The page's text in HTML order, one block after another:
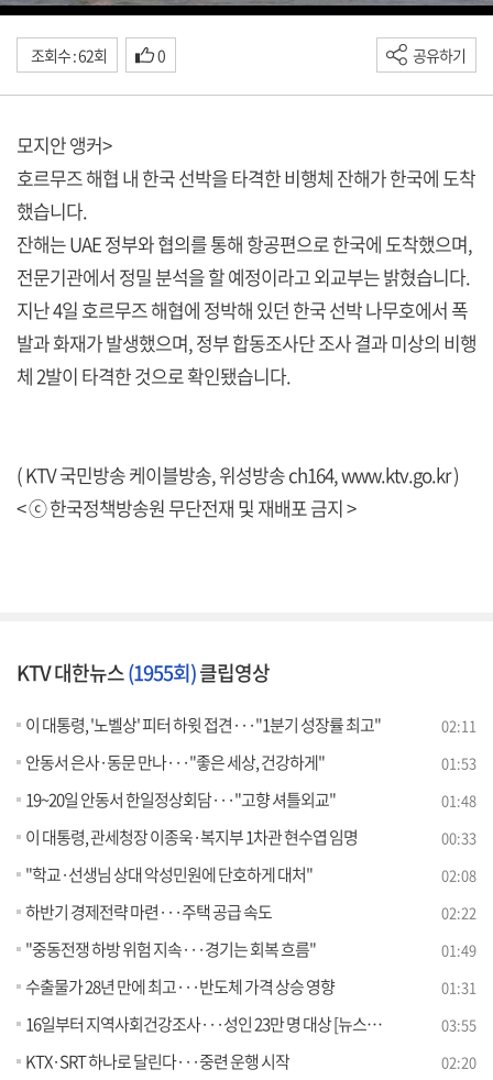
조회수 : 62회 0 공유하기
모지안 앵커>
호르무즈 해협 내 한국 선박을 타격한 비행체 잔해가 한국에 도착
했습니다.
잔해는 UAE 정부와 협의를 통해 항공편으로 한국에 도착했으며,
전문기관에서 정밀 분석을 할 예정이라고 외교부는 밝혔습니다.
지난 4일 호르무즈 해협에 정박해 있던 한국 선박 나무호에서 폭
발과 화재가 발생했으며, 정부 합동조사단 조사 결과 미상의 비행
체 2발이 타격한 것으로 확인됐습니다.
( KTV 국민방송 케이블방송, 위성방송 ch164,www.ktv.go.kr)
< ⓒ 한국정책방송원 무단전재 및 재배포 금지 >
KTV 대한뉴스(1955회)클립영상
이 대통령, '노벨상' 피터 하윗 접견···"1분기 성장률 최고" 02:11
안동서 은사·동문 만나···"좋은 세상, 건강하게" 01:53
19~20일 안동서 한일정상회담···"고향 셔틀외교" 01:48
이 대통령, 관세청장 이종욱·복지부 1차관 현수엽 임명 00:33
"학교·선생님 상대 악성민원에 단호하게 대처" 02:08
하반기 경제전략 마련···주택 공급 속도 02:22
"중동전쟁 하방 위험 지속···경기는 회복 흐름" 01:49
수출물가 28년 만에 최고···반도체 가격 상승 영향 01:31
16일부터 지역사회건강조사···성인 23만 명 대상 [뉴스의 맥] 03:55
KTX·SRT 하나로 달린다···중련 운행 시작 02:20